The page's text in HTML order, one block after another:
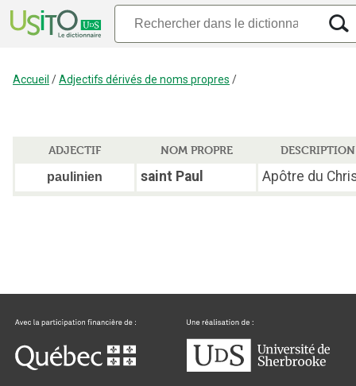
Accueil /Adjectifs dérivés de noms propres /
ADJECTIF NOM PROPRE
DESCRIPTION
paulinien
saint Paul Apôtre du